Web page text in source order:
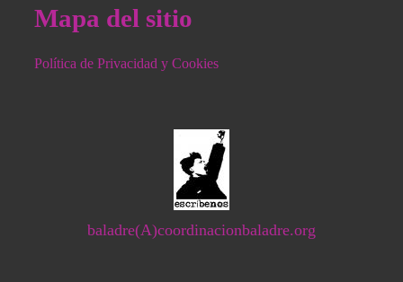
Mapa del sitio
Política de Privacidad y Cookies
baladre(A)coordinacionbaladre.org